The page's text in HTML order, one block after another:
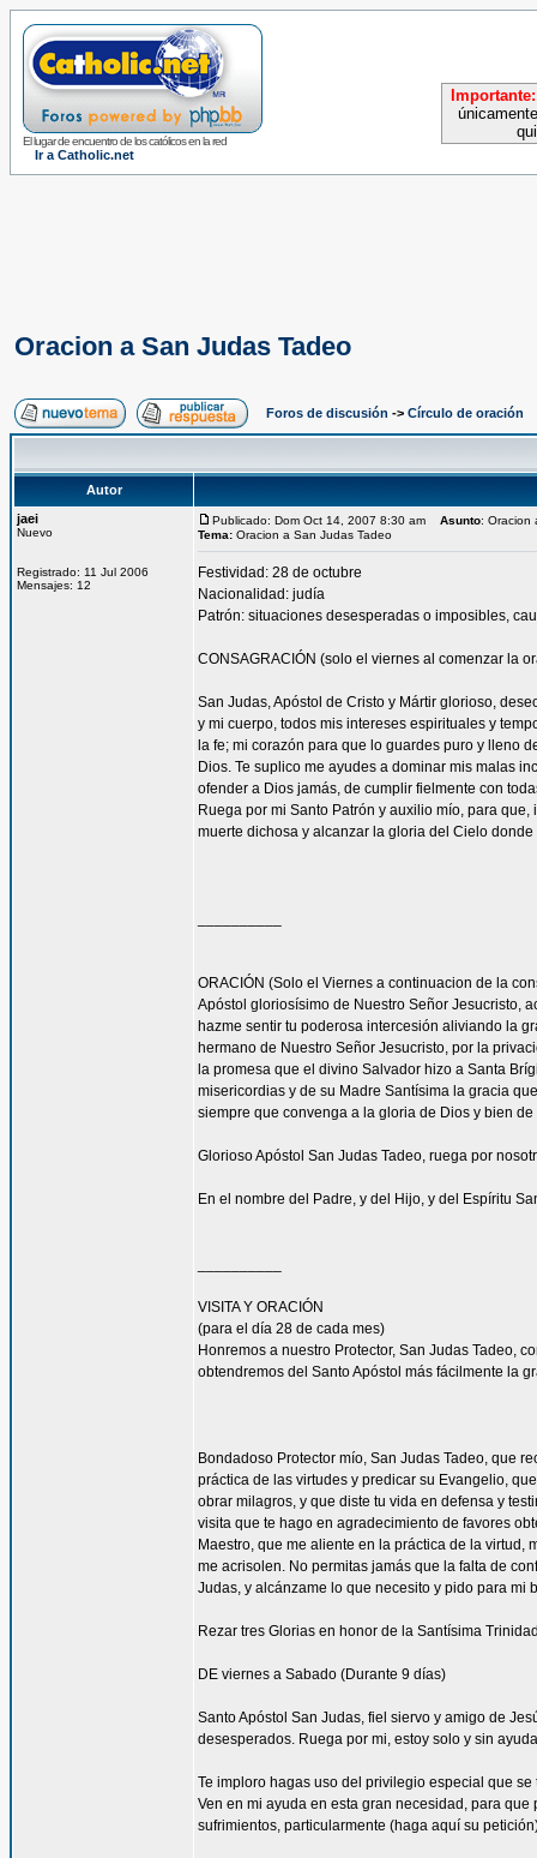
El lugar de encuentro de los católicos en la red
Ir a Catholic.net
Importante:
Oracion a San Judas Tadeo
Foros de discusión -> Círculo de oración
Autor
jaei
Nuevo
Registrado: 11 Jul 2006
Mensajes: 12
Publicado: Dom Oct 14, 2007 8:30 am Asunto: Oracion
Tema: Oracion a San Judas Tadeo
Festividad: 28 de octubre
Nacionalidad: judía
Patrón: situaciones desesperadas o imposibles,
CONSAGRACIÓN (solo el viernes al comenzar la
San Judas, Apóstol de Cristo y Mártir glorioso,
y mi cuerpo, todos mis intereses espirituales y
la fe; mi corazón para que lo guardes puro y lleno
Dios. Te suplico me ayudes a dominar mis malas
ofender a Dios jamás, de cumplir fielmente con
Ruega por mi Santo Patrón y auxilio mío, para
muerte dichosa y alcanzar la gloria del Cielo
ORACIÓN (Solo el Viernes a continuacion de la
Apóstol gloriosísimo de Nuestro Señor Jesucristo,
hazme sentir tu poderosa intercesión aliviando la
hermano de Nuestro Señor Jesucristo, por la
la promesa que el divino Salvador hizo a Santa
misericordias y de su Madre Santísima la gracia
siempre que convenga a la gloria de Dios y bien de
Glorioso Apóstol San Judas Tadeo, ruega por
En el nombre del Padre, y del Hijo, y del Espíritu
VISITA Y ORACIÓN
(para el día 28 de cada mes)
Honremos a nuestro Protector, San Judas Tadeo,
obtendremos del Santo Apóstol más fácilmente la
Bondadoso Protector mío, San Judas Tadeo, que
práctica de las virtudes y predicar su Evangelio,
obrar milagros, y que diste tu vida en defensa y
visita que te hago en agradecimiento de favores
Maestro, que me aliente en la práctica de la
me acrisolen. No permitas jamás que la falta de
Judas, y alcánzame lo que necesito y pido para mi
Rezar tres Glorias en honor de la Santísima
DE viernes a Sabado (Durante 9 días)
Santo Apóstol San Judas, fiel siervo y amigo de
desesperados. Ruega por mi, estoy solo y sin
Te imploro hagas uso del privilegio especial que
Ven en mi ayuda en esta gran necesidad, para
sufrimientos, particularmente (haga aquí su